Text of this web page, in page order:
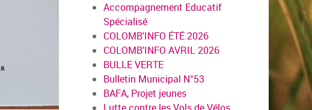
Accompagnement Educatif
Spécialisé
COLOMB'INFO ÉTÉ 2026
COLOMB'INFO AVRIL 2026
BULLE VERTE
Bulletin Municipal N°53
BAFA, Projet jeunes